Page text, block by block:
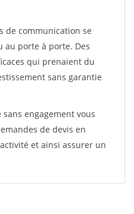
de communication se
au porte à porte. Des
qui prenaient du
sans garantie
engagement vous
de devis en
et ainsi assurer un